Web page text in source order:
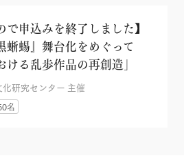
で申込みを終了しました】
蜥蜴』舞台化をめぐって
る乱歩作品の再創造」
研究センター 主催
名